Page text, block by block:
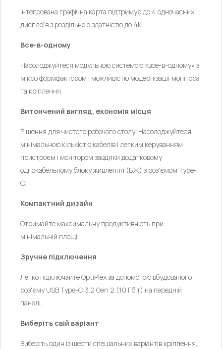
Інтегрована графічна карта підтримує до 4 одночасних
дисплеїв з роздільною здатністю до 4K.
Все-в-одному
Насолоджуйтеся модульною системою «все-в-одному» з
мікро формфактором і можливістю модернізації монітора
та кріплення.
Витончений вигляд, економія місця
Рішення для чистого робочого столу. Насолоджуйтеся
мінімальною кількістю кабелів і легким керуванням
пристроєм і монітором завдяки додатковому
однокабельному блоку живлення (БЖ) з роз'ємом Type-
C.
Компактний дизайн
Отримайте максимальну продуктивність при
мінімальній площі.
Зручне підключення
Легко підключайте OptiPlex за допомогою вбудованого
роз'єму USB Type-C 3.2 Gen 2 (10 Гбіт) на передній
панелі.
Виберіть свій варіант
Виберіть один із шести спеціальних варіантів кріплення,